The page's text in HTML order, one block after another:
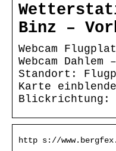
Binz –
Webcam
Webcam
Standort:
Karte
Blickrichtung:
http s://